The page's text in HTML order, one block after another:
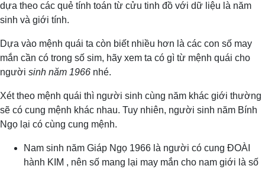
dựa theo các quẻ tính toán từ cửu tinh đồ với dữ liệu là năm
sinh và giới tính.
Dựa vào mệnh quái ta còn biết nhiều hơn là các con số may
mắn cần có trong số sim, hãy xem ta có gì từ mệnh quái cho
người sinh năm 1966 nhé.
Xét theo mệnh quái thì người sinh cùng năm khác giới thường
sẽ có cung mệnh khác nhau. Tuy nhiên, người sinh năm Bính
Ngọ lại có cùng cung mệnh.
Nam sinh năm Giáp Ngọ 1966 là người có cung ĐOÀI
hành KIM , nên số mang lại may mắn cho nam giới là số